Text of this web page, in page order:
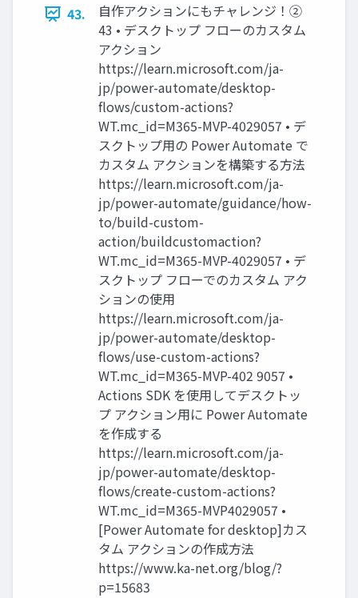
43.
自作アクションにもチャレンジ！②
43 • デスクトップ フローのカスタム
アクション
https://learn.microsoft.com/ja-
jp/power-automate/desktop-
flows/custom-actions?
WT.mc_id=M365-MVP-4029057 • デ
スクトップ用の Power Automate で
カスタム アクションを構築する方法
https://learn.microsoft.com/ja-
jp/power-automate/guidance/how-
to/build-custom-
action/buildcustomaction?
WT.mc_id=M365-MVP-4029057 • デ
スクトップ フローでのカスタム アク
ションの使用
https://learn.microsoft.com/ja-
jp/power-automate/desktop-
flows/use-custom-actions?
WT.mc_id=M365-MVP-402 9057 •
Actions SDK を使用してデスクトッ
プ アクション用に Power Automate
を作成する
https://learn.microsoft.com/ja-
jp/power-automate/desktop-
flows/create-custom-actions?
WT.mc_id=M365-MVP4029057 •
[Power Automate for desktop]カス
タム アクションの作成方法
https://www.ka-net.org/blog/?
p=15683